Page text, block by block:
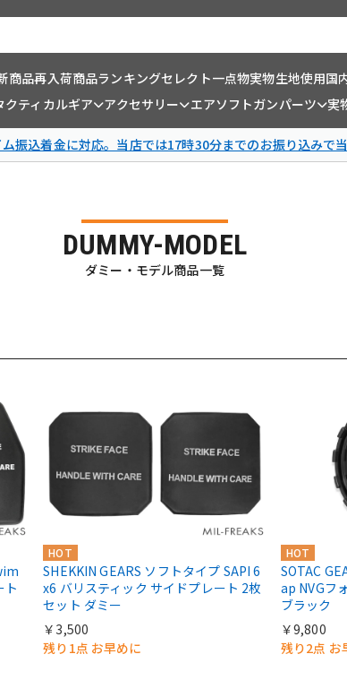
商品再入荷商品ランキングセレクト一点物実物生地使用国
クティカルギア アクセサリー エアソフトガンパーツ 実
ム振込着金に対応。当店では17時30分までのお振り込みで
DUMMY-MODEL
ダミー・モデル商品一覧
ト
HOT
SHEKKIN GEARS ソフトタイプ SAPI 6
x6 バリスティック サイドプレート 2枚
セット ダミー
￥3,500
残り1点 お早めに
HOT
SOTAC
ap NVGフ
ブラック
￥9,800
残り2点 お